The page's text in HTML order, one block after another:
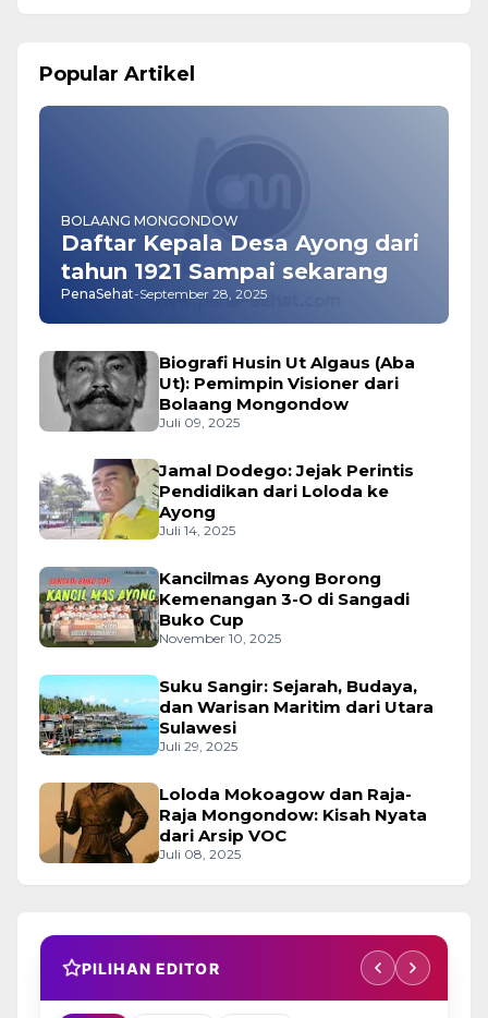
Popular Artikel
BOLAANG MONGONDOW
Daftar Kepala Desa Ayong dari
tahun 1921 Sampai sekarang
PenaSehat-September 28, 2025
Biografi Husin Ut Algaus (Aba
Ut): Pemimpin Visioner dari
Bolaang Mongondow
Juli 09, 2025
Jamal Dodego: Jejak Perintis
Pendidikan dari Loloda ke
Ayong
Juli 14, 2025
Kancilmas Ayong Borong
Kemenangan 3-O di Sangadi
Buko Cup
November 10, 2025
Suku Sangir: Sejarah, Budaya,
dan Warisan Maritim dari Utara
Sulawesi
Juli 29, 2025
Loloda Mokoagow dan Raja-
Raja Mongondow: Kisah Nyata
dari Arsip VOC
Juli 08, 2025
PILIHAN EDITOR